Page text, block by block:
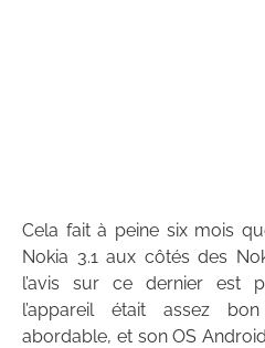
Cela fait à peine six mois
Nokia 3.1 aux côtés des
l’avis sur ce dernier est
l’appareil était assez
abordable, et son OS